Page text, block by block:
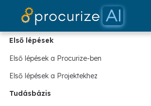
Első lépések
Első lépések a Procurize-ben
Első lépések a Projektekhez
Tudásbázis